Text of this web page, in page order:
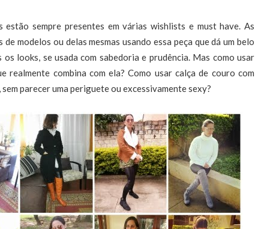
estão sempre presentes em várias wishlists e must have. As
modelos ou delas mesmas usando essa peça que dá um belo
looks, se usada com sabedoria e prudência. Mas como usar
realmente combina com ela? Como usar calça de couro com
parecer uma periguete ou excessivamente sexy?